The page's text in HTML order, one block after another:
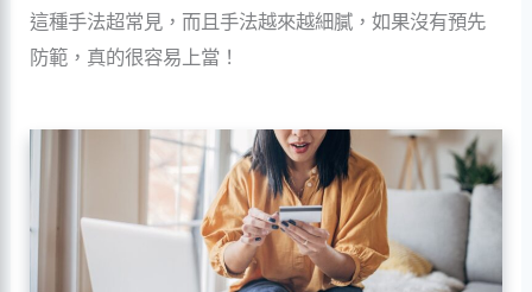
這種手法超常見，而且手法越來越細膩，如果沒有預先
防範，真的很容易上當！